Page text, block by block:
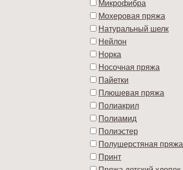
Микрофибра
Мохеровая пряжа
Натуральный шелк
Нейлон
Норка
Носочная пряжа
Пайетки
Плюшевая пряжа
Полиакрил
Полиамид
Полиэстер
Полушерстяная пряжа
Принт